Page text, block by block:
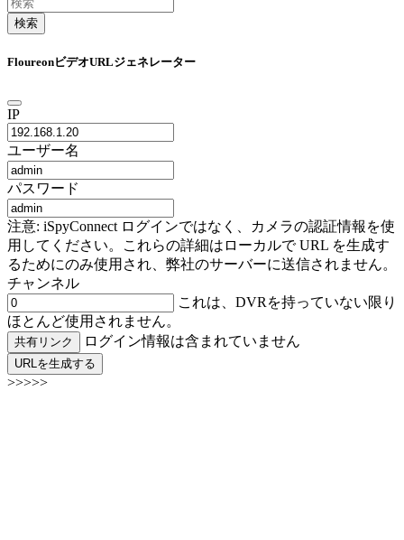
検索
FloureonビデオURLジェネレーター
IP
ユーザー名
パスワード
注意: iSpyConnect ログインではなく、カメラの認証情報を使
用してください。これらの詳細はローカルで URL を生成す
るためにのみ使用され、弊社のサーバーに送信されません。
チャンネル
これは、DVRを持っていない限り
ほとんど使用されません。
共有リンク ログイン情報は含まれていません
URLを生成する
>>>>>